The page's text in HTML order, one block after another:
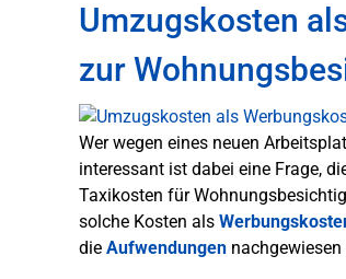
Umzugskosten
zur
Wer wegen eines neuen
interessant ist dabei eine Frage,
Taxikosten für
solche Kosten als
die Aufwendungen nachgewiesen